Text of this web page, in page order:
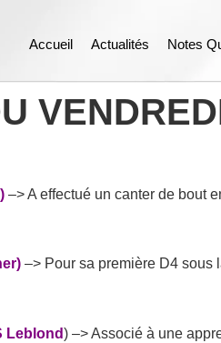
Accueil Actualités Notes
–> A effectué un canter de bout
–> Pour sa première D4 sous
Leblond) –> Associé à une